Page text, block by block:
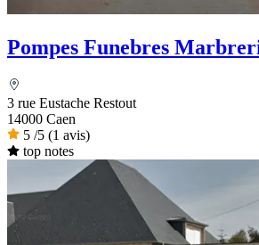
Pompes Funebres
3 rue Eustache Restout
14000 Caen
5 /5 (1 avis)
top notes